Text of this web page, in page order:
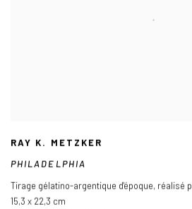
RAY K. METZKER
PHILADELPHIA
Tirage gélatino-argentique d'époque, réalisé
15,3 x 22,3 cm